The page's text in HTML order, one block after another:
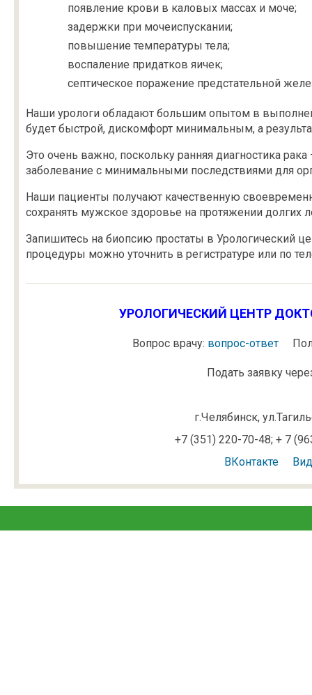
появление крови в каловых массах и моче;
задержки при мочеиспускании;
повышение температуры тела;
воспаление придатков яичек;
септическое поражение предстательной
Наши урологи обладают большим опытом в
будет быстрой, дискомфорт минимальным, а
Это очень важно, поскольку ранняя диагностика
заболевание с минимальными последствиями для
Наши пациенты получают качественную
сохранять мужское здоровье на протяжении долгих
Запишитесь на биопсию простаты в Урологический
процедуры можно уточнить в регистратуре или по
УРОЛОГИЧЕСКИЙ ЦЕНТР
Вопрос врачу: вопрос-ответ
Подать заявку
г.Челябинск,
+7 (351) 220-70-48; + 7
ВКонтакте